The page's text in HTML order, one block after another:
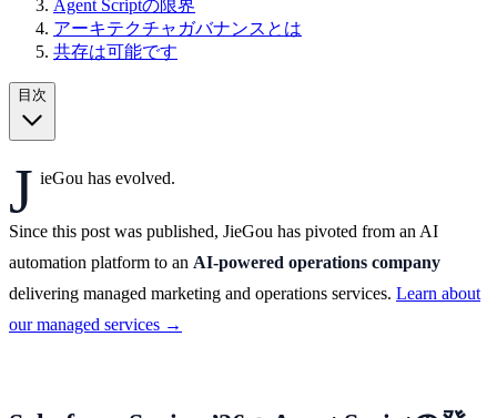
Agent Scriptの限界
アーキテクチャガバナンスとは
共存は可能です
目次
J ieGou has evolved.
Since this post was published, JieGou has pivoted from an AI
automation platform to an AI-powered operations company
delivering managed marketing and operations services. Learn about
our managed services →